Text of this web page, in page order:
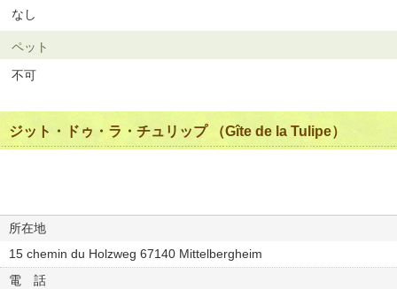
なし
ペット
不可
ジット・ドゥ・ラ・チュリップ （Gîte de la Tulipe）
所在地
15 chemin du Holzweg 67140 Mittelbergheim
電 話